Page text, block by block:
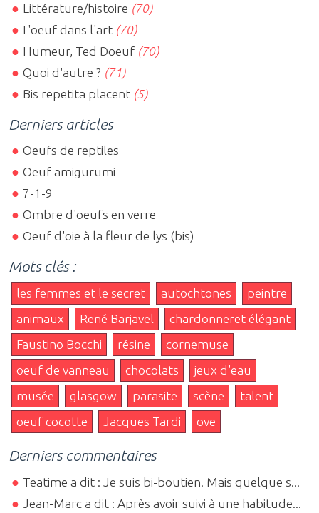
Littérature/histoire (70)
L'oeuf dans l'art (70)
Humeur, Ted Doeuf (70)
Quoi d'autre ? (71)
Bis repetita placent (5)
Derniers articles
Oeufs de reptiles
Oeuf amigurumi
7-1-9
Ombre d'oeufs en verre
Oeuf d'oie à la fleur de lys (bis)
Mots clés :
les femmes et le secret autochtones
peintre
animaux
René Barjavel
chardonneret élégant
Faustino Bocchi
résine
cornemuse
oeuf de vanneau
chocolats
jeux d'eau
musée
glasgow parasite scène
talent
oeuf cocotte
Jacques Tardi ove
Derniers commentaires
Teatime a dit : Je suis bi-boutien. Mais quelque s...
Jean-Marc a dit : Après avoir suivi à une habitude...